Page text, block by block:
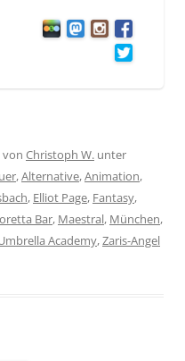
von Christoph W. unter
,Alternative,Animation,
, Elliot Page, Fantasy,
Bar, Maestral, München,
Academy,Zaris-Angel